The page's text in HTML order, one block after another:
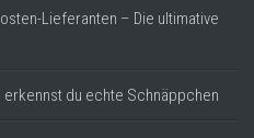
Lieferanten – Die ultimative
du echte Schnäppchen